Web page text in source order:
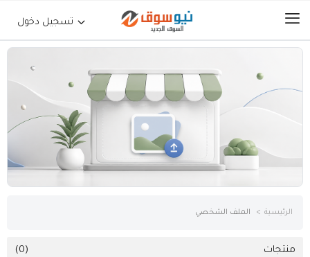
تسجيل دخول
الرئيسية
جوالات أجهزة لوحية
الرئيسية الملف الشخصي
منتجات (0)